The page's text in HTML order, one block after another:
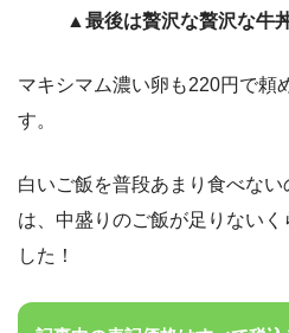
▲最後は贅沢な贅沢な牛
マキシマム濃い卵も220円で頼
す。
白いご飯を普段あまり食べない
は、中盛りのご飯が足りない
した！